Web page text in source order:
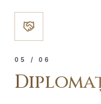
0 5 / 06